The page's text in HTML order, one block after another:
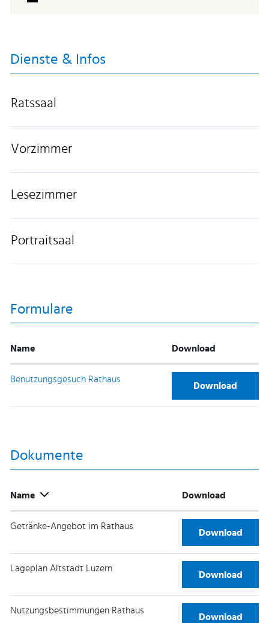
Dienste & Infos
Ratssaal
Vorzimmer
Lesezimmer
Portraitsaal
Formulare
Name Download
Benutzungsgesuch Rathaus
Download
Dokumente
Name Download
Getränke-Angebot im Rathaus
Getränke-
Download
Lageplan Altstadt Luzern
Lageplan
Download
Nutzungsbestimmungen Rathaus
Download